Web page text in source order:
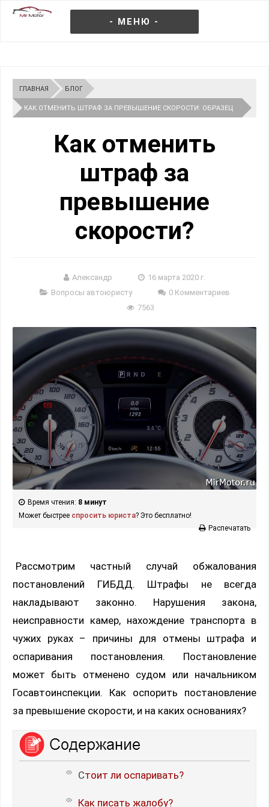
- МЕНЮ -
ГЛАВНАЯ БЛОГ
КАК ОТМЕНИТЬ ШТРАФ ЗА ПРЕВЫШЕНИЕ СКОРОСТИ: ОБРАЗЕЦ
Как отменить
штраф за
превышение
скорости?
Александр
16 марта 2020 г.
Вопросы автоюристу
0 Комментариев
7563
Время чтения: 8 минут
Может быстрее спросить юриста? Это бесплатно!
Распечатать
Рассмотрим частный случай обжалования
постановлений ГИБДД. Штрафы не всегда
накладывают законно. Нарушения закона,
неисправности камер, нахождение транспорта в
чужих руках – причины для отмены штрафа и
оспаривания постановления. Постановление
может быть отменено судом или начальником
Госавтоинспекции. Как оспорить постановление
за превышение скорости, и на каких основаниях?
Стоит ли оспаривать?
Как писать жалобу?